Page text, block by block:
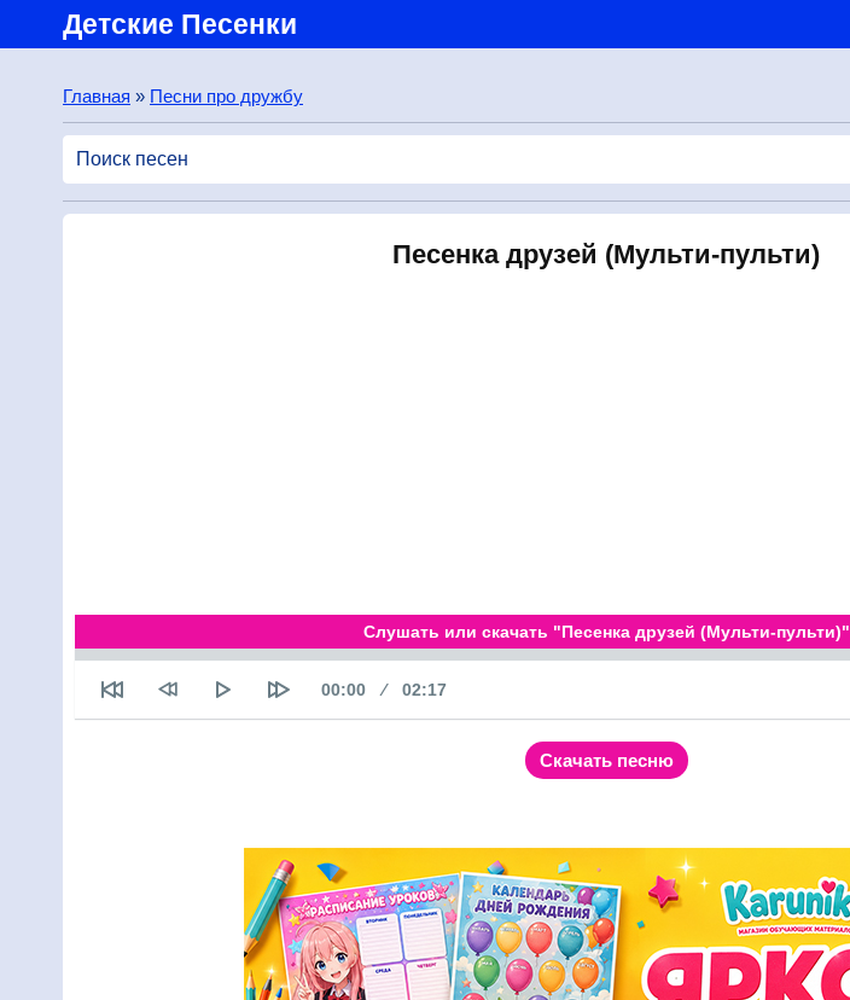
Детские Песенки
Главная » Песни про дружбу
Песенка друзей (Мульти-пульти)
Слушать или скачать "Песенка друзей (Мульти-пульти)"
Seek
Текущее время
00:00 Продолжительность
02:17
Скачать песню